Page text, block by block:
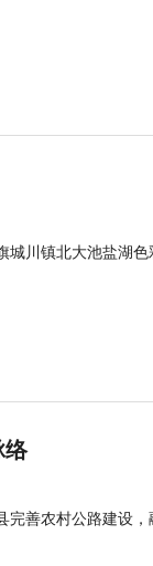
城川镇北大池盐湖
络
完善农村公路建设